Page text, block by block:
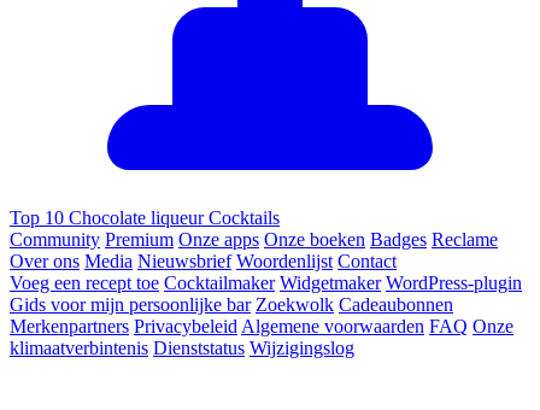
Top 10 Chocolate liqueur Cocktails
Community Premium Onze apps Onze boeken Badges Reclame
Over ons Media Nieuwsbrief Woordenlijst Contact
Voeg een recept toe Cocktailmaker Widgetmaker WordPress-plugin
Gids voor mijn persoonlijke bar Zoekwolk Cadeaubonnen
Merkenpartners Privacybeleid Algemene voorwaarden FAQ Onze
klimaatverbintenis Dienststatus Wijzigingslog